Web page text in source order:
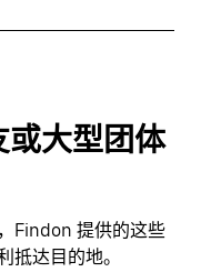
或大型团体
Findon 提供的这些
抵达目的地。